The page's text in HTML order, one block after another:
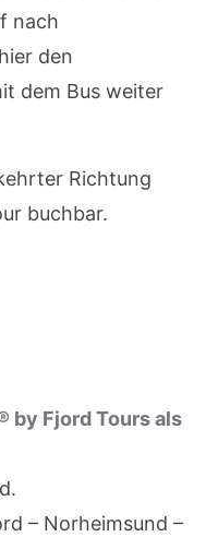
nach
den
dem Bus weiter
Richtung
buchbar.
by Fjord Tours als
– Norheimsund –